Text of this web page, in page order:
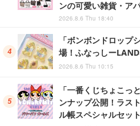
ンの可愛い雑貨・ア
2026.8.6 Thu 18:40
「ボンボンドロップ
場！ふなっしー
2026.8.6 Thu 10:15
「一番くじちょこっ
ンナップ公開！ラス
ル帳スペシャルセッ